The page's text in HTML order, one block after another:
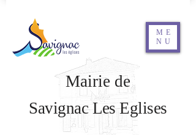
ME
NU
Savignac Les Eglises
Mairie de